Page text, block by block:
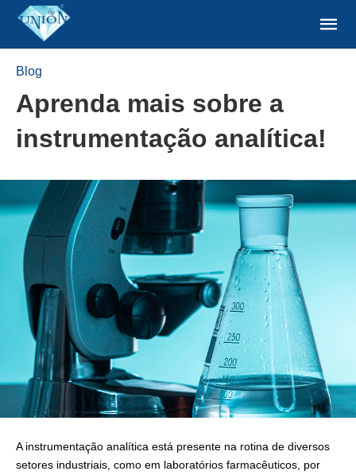
Blog
Aprenda mais sobre a
instrumentação analítica!
A instrumentação analítica está presente na rotina de diversos
setores industriais, como em laboratórios farmacêuticos, por